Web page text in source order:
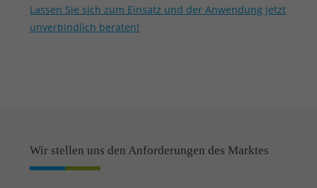
Lassen Sie sich zum Einsatz und der Anwendung jetzt
unverbindlich beraten!
Wir stellen uns den Anforderungen des Marktes